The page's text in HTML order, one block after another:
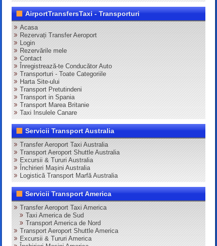
AirportTransfersTaxi - Transporturi
Acasa
Rezervați Transfer Aeroport
Login
Rezervările mele
Contact
Înregistrează-te Conducător Auto
Transporturi - Toate Categoriile
Harta Site-ului
Transport Pretutindeni
Transport in Spania
Transport Marea Britanie
Taxi Insulele Canare
Servicii Transport Australia
Transfer Aeroport Taxi Australia
Transport Aeroport Shuttle Australia
Excursii & Tururi Australia
Închirieri Mașini Australia
Logistică Transport Marfă Australia
Servicii Transport America
Transfer Aeroport Taxi America
Taxi America de Sud
Transport America de Nord
Transport Aeroport Shuttle America
Excursii & Tururi America